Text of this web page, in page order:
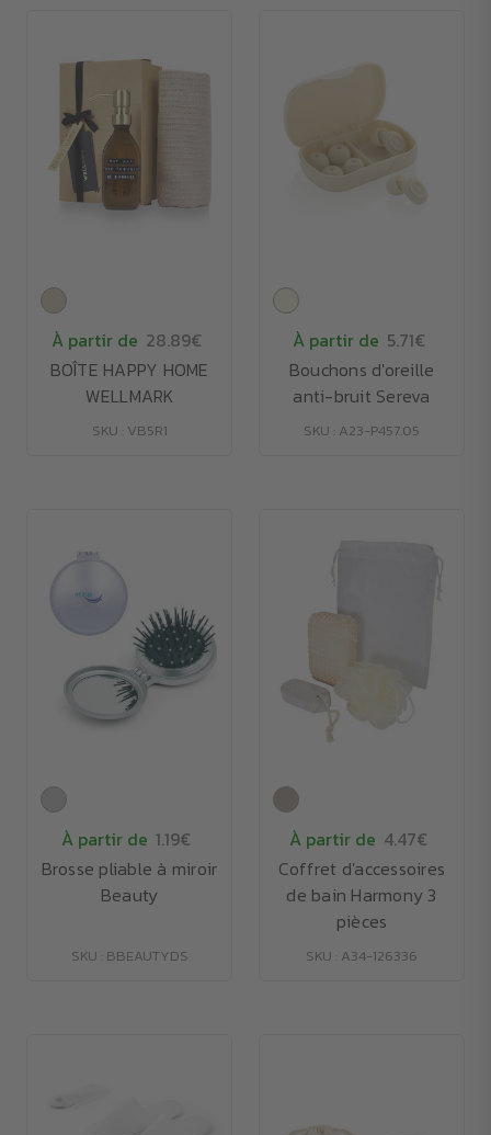
À partir de 28.89€
BOÎTE HAPPY HOME
WELLMARK
SKU : VB5R1
À partir de 5.71€
Bouchons d'oreille
anti-bruit Sereva
SKU : A23-P457.05
À partir de 1.19€
Brosse pliable à miroir
Beauty
SKU : BBEAUTYDS
À partir de 4.47€
Coffret d'accessoires
de bain Harmony 3
pièces
SKU : A34-126336